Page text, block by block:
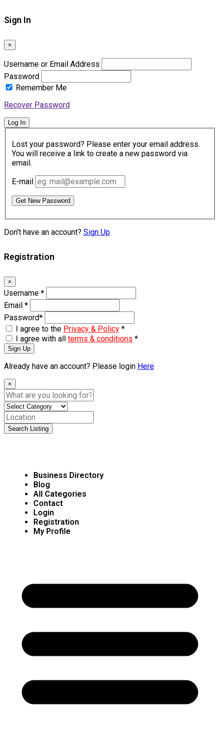
Sign In
×
Username or Email Address
Password
Remember Me
Recover Password
Log In
Lost your password? Please enter your email address.
You will receive a link to create a new password via
email.
E-mail
Get New Password
Don't have an account? Sign Up
Registration
×
Username *
Email *
Password*
I agree to the Privacy & Policy *
I agree with all terms & conditions *
Sign Up
Already have an account? Please login Here
×
Search Listing
Business Directory
Blog
All Categories
Contact
Login
Registration
My Profile